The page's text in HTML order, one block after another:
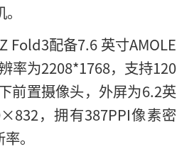
Fold3配备7.6 英寸AMOLE
率为2208*1768，支持120
前置摄像头，外屏为6.2英
，拥有387PPI像素密
。